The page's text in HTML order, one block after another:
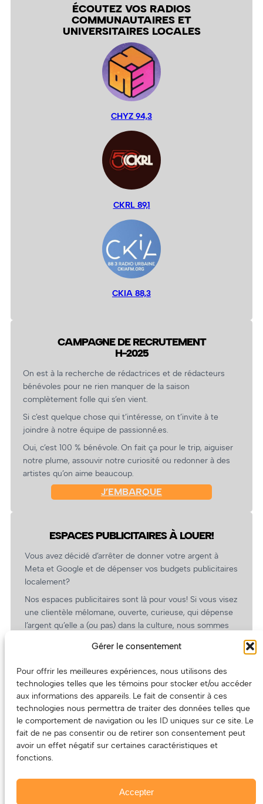
Gérer le consentement
Pour offrir les meilleures expériences, nous utilisons des
technologies telles que les témoins pour stocker et/ou accéder
aux informations des appareils. Le fait de consentir à ces
technologies nous permettra de traiter des données telles que
le comportement de navigation ou les ID uniques sur ce site. Le
fait de ne pas consentir ou de retirer son consentement peut
avoir un effet négatif sur certaines caractéristiques et
fonctions.
Accepter
ÉCOUTEZ VOS RADIOS
COMMUNAUTAIRES ET
UNIVERSITAIRES LOCALES
CHYZ 94,3
CKRL 89,1
CKIA 88,3
CAMPAGNE DE RECRUTEMENT
H-2025
On est à la recherche de rédactrices et de rédacteurs
bénévoles pour ne rien manquer de la saison
complètement folle qui s’en vient.
Si c’est quelque chose qui t’intéresse, on t’invite à te
joindre à notre équipe de passionné.es.
Oui, c’est 100 % bénévole. On fait ça pour le trip, aiguiser
notre plume, assouvir notre curiosité ou redonner à des
artistes qu’on aime beaucoup.
J’EMBARQUE
ESPACES PUBLICITAIRES À LOUER!
Vous avez décidé d’arrêter de donner votre argent à
Meta et Google et de dépenser vos budgets publicitaires
localement?
Nos espaces publicitaires sont là pour vous! Si vous visez
une clientèle mélomane, ouverte, curieuse, qui dépense
l’argent qu’elle a (ou pas) dans la culture, nous sommes
revient.
(Oui, on va avoir des tarifs spéciaux pour vous, les
artistes!)